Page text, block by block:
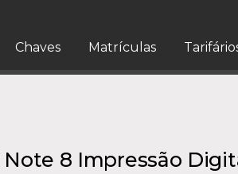
Chaves Matrículas
8 Impressão